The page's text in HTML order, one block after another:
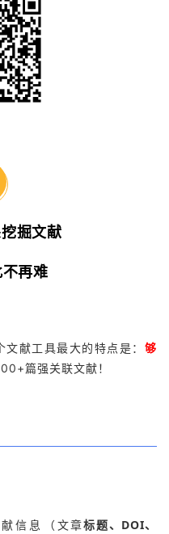
掘文献
再难
献工具最大的特点是： 够
篇强关联文献！
信息（ 文章标题、DOI、